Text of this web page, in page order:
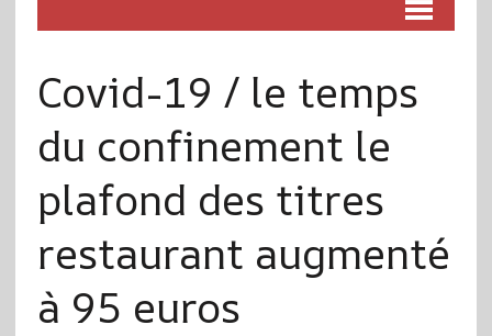
Covid-19 / le temps
du confinement le
plafond des titres
restaurant augmenté
à 95 euros